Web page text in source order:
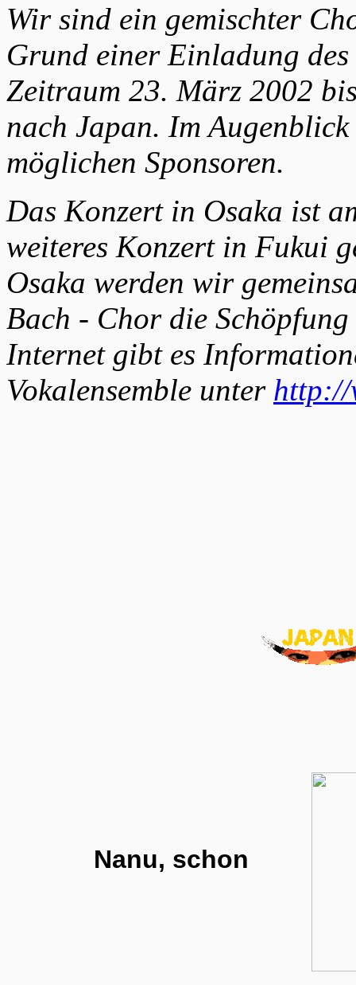
Wir sind ein gemischter
Grund einer Einladung
Zeitraum 23. März 2002
nach Japan. Im
möglichen Sponsoren.
Das Konzert in Osaka ist
weiteres Konzert in Fukui
Osaka werden wir
Bach - Chor die
Internet gibt es
Vokalensemble unter http://
Nanu, schon